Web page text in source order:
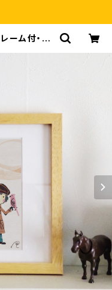
ーム付・サ